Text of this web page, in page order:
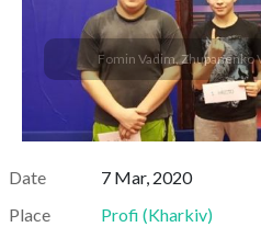
Fomin Vadim, Zhupanenko
Date
7 Mar, 2020
Place
Profi (Kharkiv)